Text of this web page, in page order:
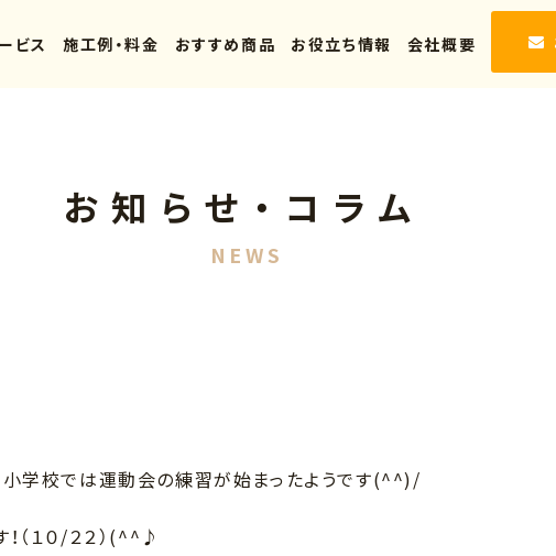
ビス 施工例・料金 おすすめ商品 お役立ち情報 会社概要
お知らせ・コラム
NEWS
学校では運動会の練習が始まったようです(^^)/
（１０/２２）(^^♪